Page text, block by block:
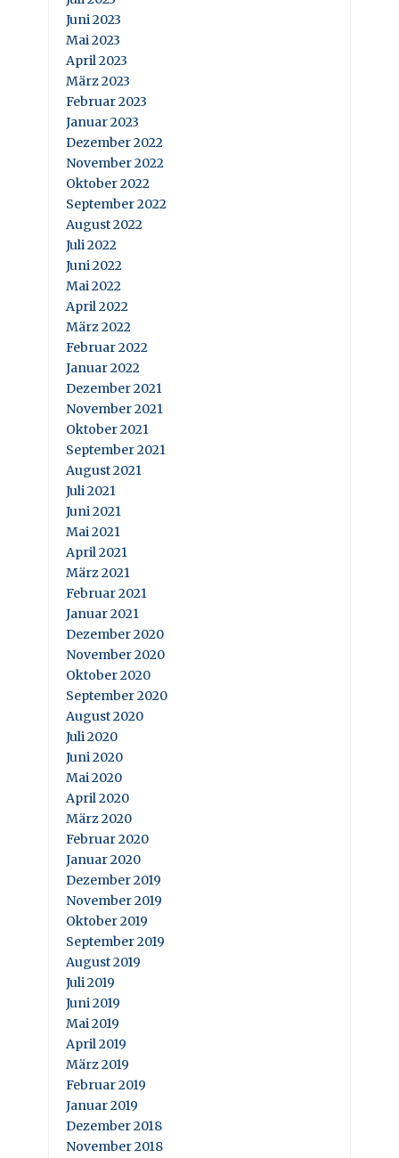
Juni 2023
Mai 2023
April 2023
März 2023
Februar 2023
Januar 2023
Dezember 2022
November 2022
Oktober 2022
September 2022
August 2022
Juli 2022
Juni 2022
Mai 2022
April 2022
März 2022
Februar 2022
Januar 2022
Dezember 2021
November 2021
Oktober 2021
September 2021
August 2021
Juli 2021
Juni 2021
Mai 2021
April 2021
März 2021
Februar 2021
Januar 2021
Dezember 2020
November 2020
Oktober 2020
September 2020
August 2020
Juli 2020
Juni 2020
Mai 2020
April 2020
März 2020
Februar 2020
Januar 2020
Dezember 2019
November 2019
Oktober 2019
September 2019
August 2019
Juli 2019
Juni 2019
Mai 2019
April 2019
März 2019
Februar 2019
Januar 2019
Dezember 2018
November 2018